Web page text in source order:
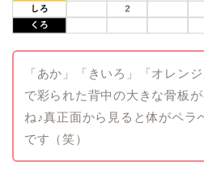
「あか」「きいろ」「オレン
で彩られた背中の大きな骨板
ね♪真正面から見ると体がペラ
です（笑）